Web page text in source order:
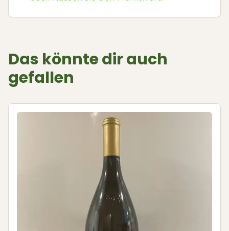
Das könnte dir auch
gefallen